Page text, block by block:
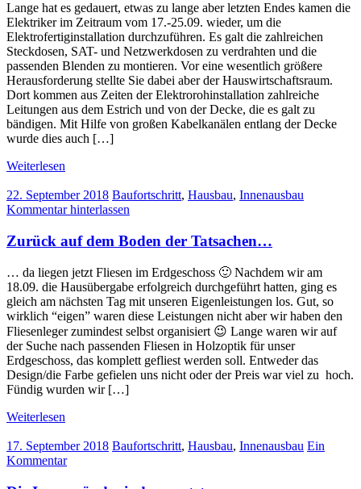
Lange hat es gedauert, etwas zu lange aber letzten Endes kamen die
Elektriker im Zeitraum vom 17.-25.09. wieder, um die
Elektrofertiginstallation durchzuführen. Es galt die zahlreichen
Steckdosen, SAT- und Netzwerkdosen zu verdrahten und die
passenden Blenden zu montieren. Vor eine wesentlich größere
Herausforderung stellte Sie dabei aber der Hauswirtschaftsraum.
Dort kommen aus Zeiten der Elektrorohinstallation zahlreiche
Leitungen aus dem Estrich und von der Decke, die es galt zu
bändigen. Mit Hilfe von großen Kabelkanälen entlang der Decke
wurde dies auch […]
Weiterlesen
22. September 2018 Baufortschritt, Hausbau, Innenausbau
Kommentar hinterlassen
Zurück auf dem Boden der Tatsachen…
… da liegen jetzt Fliesen im Erdgeschoss 🙂 Nachdem wir am
18.09. die Hausübergabe erfolgreich durchgeführt hatten, ging es
gleich am nächsten Tag mit unseren Eigenleistungen los. Gut, so
wirklich “eigen” waren diese Leistungen nicht aber wir haben den
Fliesenleger zumindest selbst organisiert 😉 Lange waren wir auf
der Suche nach passenden Fliesen in Holzoptik für unser
Erdgeschoss, das komplett gefliest werden soll. Entweder das
Design/die Farbe gefielen uns nicht oder der Preis war viel zu hoch.
Fündig wurden wir […]
Weiterlesen
17. September 2018 Baufortschritt, Hausbau, Innenausbau Ein
Kommentar